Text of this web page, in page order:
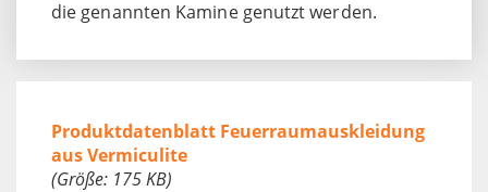
die genannten Kamine genutzt werden.
Produktdatenblatt Feuerraumauskleidung
aus Vermiculite
(Größe: 175 KB)